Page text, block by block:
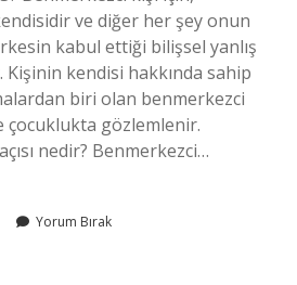
ve diğer her şey onun
kabul ettiği bilişsel yanlış
kendisi hakkında sahip
biri olan benmerkezci
çocuklukta gözlemlenir.
nedir? Benmerkezci…
Yorum Bırak